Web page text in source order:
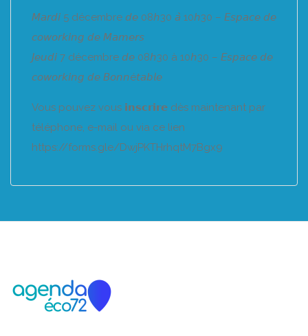
𝘔𝘢𝘳𝘥𝘪 5 décembre 𝘥𝘦 08𝘩30 𝘢̀ 10𝘩30 – 𝘌𝘴𝘱𝘢𝘤𝘦 𝘥𝘦
𝘤𝘰𝘸𝘰𝘳𝘬𝘪𝘯𝘨 𝘥𝘦 𝘔𝘢𝘮𝘦𝘳𝘴
𝘑𝘦𝘶𝘥𝘪 7 décembre 𝘥𝘦 08𝘩30 à 10𝘩30 – 𝘌𝘴𝘱𝘢𝘤𝘦 𝘥𝘦
𝘤𝘰𝘸𝘰𝘳𝘬𝘪𝘯𝘨 𝘥𝘦 𝘉𝘰𝘯𝘯é𝘵𝘢𝘣𝘭𝘦
Vous pouvez vous 𝗶𝗻𝘀𝗰𝗿𝗶𝗿𝗲 dès maintenant par
téléphone, e-mail ou via ce lien
https://forms.gle/DwjPKTHrhqtM7Bgx9